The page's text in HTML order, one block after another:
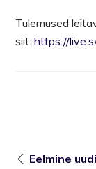
Tulemused
siit:https://
Eelmine